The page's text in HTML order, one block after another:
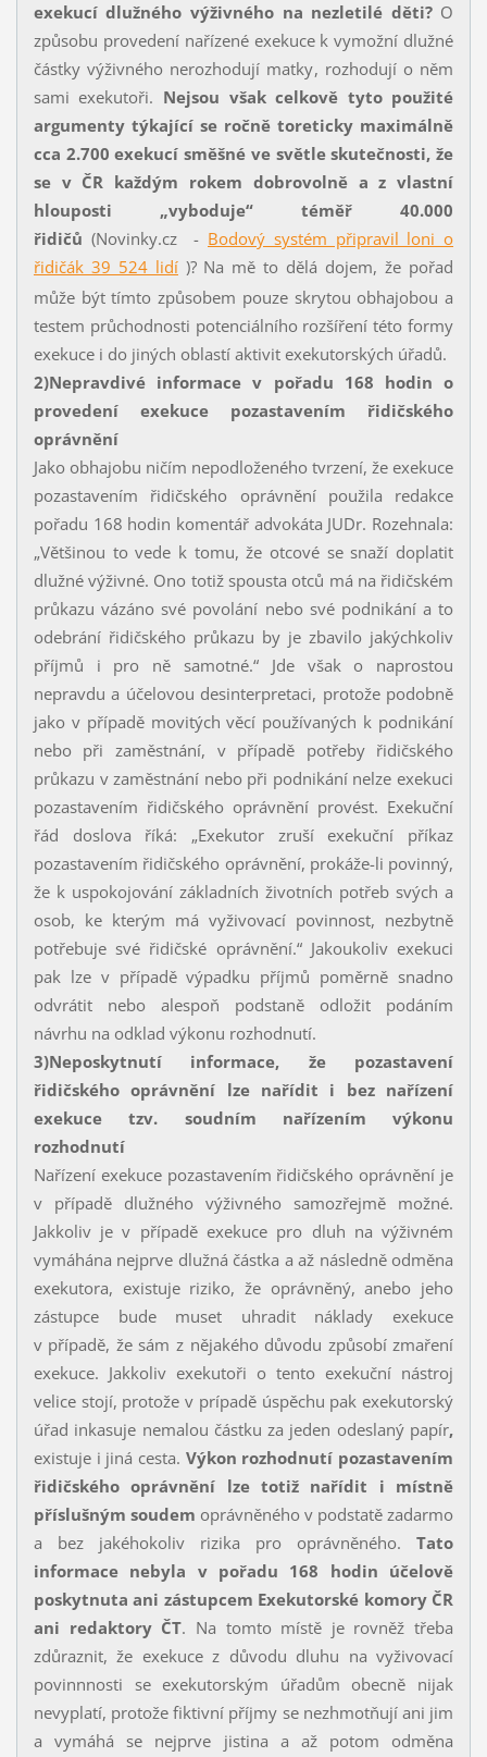
exekucí dlužného výživného na nezletilé děti?O
způsobu provedení nařízené exekuce k vymožní dlužné
částky výživného nerozhodují matky, rozhodují o něm
sami exekutoři. Nejsou však celkově tyto použité
argumenty týkající se ročně toreticky maximálně
cca 2.700 exekucí směšné ve světle skutečnosti, že
se v ČR každým rokem dobrovolně a z vlastní
hlouposti „vyboduje“ téměř 40.000
řidičů (Novinky.cz - Bodový systém připravil loni o
řidičák 39 524 lidí )? Na mě to dělá dojem, že pořad
může být tímto způsobem pouze skrytou obhajobou a
testem průchodnosti potenciálního rozšíření této formy
exekuce i do jiných oblastí aktivit exekutorských úřadů.
2)Nepravdivé informace v pořadu 168 hodin o
provedení exekuce pozastavením řidičského
oprávnění
Jako obhajobu ničím nepodloženého tvrzení, že exekuce
pozastavením řidičského oprávnění použila redakce
pořadu 168 hodin komentář advokáta JUDr. Rozehnala:
„Většinou to vede k tomu, že otcové se snaží doplatit
dlužné výživné. Ono totiž spousta otců má na řidičském
průkazu vázáno své povolání nebo své podnikání a to
odebrání řidičského průkazu by je zbavilo jakýchkoliv
příjmů i pro ně samotné.“ Jde však o naprostou
nepravdu a účelovou desinterpretaci, protože podobně
jako v případě movitých věcí používaných k podnikání
nebo při zaměstnání, v případě potřeby řidičského
průkazu v zaměstnání nebo při podnikání nelze exekuci
pozastavením řidičského oprávnění provést. Exekuční
řád doslova říká: „Exekutor zruší exekuční příkaz
pozastavením řidičského oprávnění, prokáže-li povinný,
že k uspokojování základních životních potřeb svých a
osob, ke kterým má vyživovací povinnost, nezbytně
potřebuje své řidičské oprávnění.“ Jakoukoliv exekuci
pak lze v případě výpadku příjmů poměrně snadno
odvrátit nebo alespoň podstaně odložit podáním
návrhu na odklad výkonu rozhodnutí.
3)Neposkytnutí informace, že pozastavení
řidičského oprávnění lze nařídit i bez nařízení
exekuce tzv. soudním nařízením výkonu
rozhodnutí
Nařízení exekuce pozastavením řidičského oprávnění je
v případě dlužného výživného samozřejmě možné.
Jakkoliv je v případě exekuce pro dluh na výživném
vymáhána nejprve dlužná částka a až následně odměna
exekutora, existuje riziko, že oprávněný, anebo jeho
zástupce bude muset uhradit náklady exekuce
v případě, že sám z nějakého důvodu způsobí zmaření
exekuce. Jakkoliv exekutoři o tento exekuční nástroj
velice stojí, protože v prípadě úspěchu pak exekutorský
úřad inkasuje nemalou částku za jeden odeslaný papír,
existuje i jiná cesta. Výkon rozhodnutí pozastavením
řidičského oprávnění lze totiž nařídit i místně
příslušným soudem oprávněného v podstatě zadarmo
a bez jakéhokoliv rizika pro oprávněného.Tato
informace nebyla v pořadu 168 hodin účelově
poskytnuta ani zástupcem Exekutorské komory ČR
ani redaktory ČT. Na tomto místě je rovněž třeba
zdůraznit, že exekuce z důvodu dluhu na vyživovací
povinnnosti se exekutorským úřadům obecně nijak
nevyplatí, protože fiktivní příjmy se nezhmotňují ani jim
a vymáhá se nejprve jistina a až potom odměna